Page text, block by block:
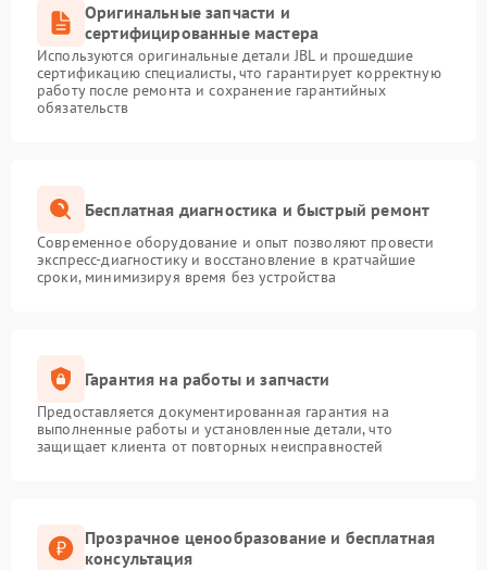
Оригинальные запчасти и
сертифицированные мастера
Используются оригинальные детали JBL и прошедшие
сертификацию специалисты, что гарантирует корректную
работу после ремонта и сохранение гарантийных
обязательств
Бесплатная диагностика и быстрый ремонт
Современное оборудование и опыт позволяют провести
экспресс-диагностику и восстановление в кратчайшие
сроки, минимизируя время без устройства
Гарантия на работы и запчасти
Предоставляется документированная гарантия на
выполненные работы и установленные детали, что
защищает клиента от повторных неисправностей
Прозрачное ценообразование и бесплатная
консультация